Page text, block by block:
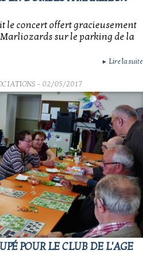
le concert offert gracieusement
sur le parking de la
► Lire la suite
- 02/05/2017
POUR LE CLUB DE L'AGE